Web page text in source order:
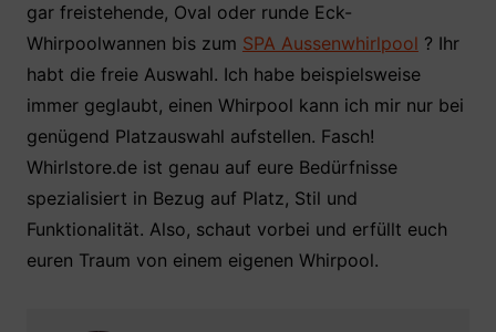
gar freistehende, Oval oder runde Eck-
Whirpoolwannen bis zum SPA Aussenwhirlpool ? Ihr
habt die freie Auswahl. Ich habe beispielsweise
immer geglaubt, einen Whirpool kann ich mir nur bei
genügend Platzauswahl aufstellen. Fasch!
Whirlstore.de ist genau auf eure Bedürfnisse
spezialisiert in Bezug auf Platz, Stil und
Funktionalität. Also, schaut vorbei und erfüllt euch
euren Traum von einem eigenen Whirpool.